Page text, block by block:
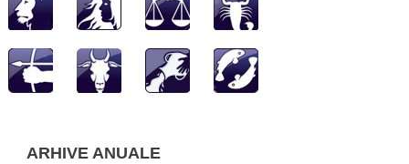
ARHIVE ANUALE